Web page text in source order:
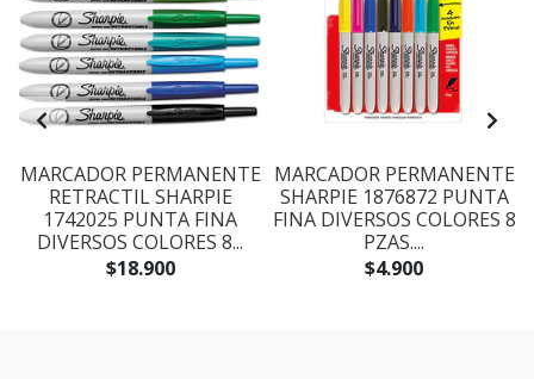
MARCADOR PERMANENTE
RETRACTIL SHARPIE
1742025 PUNTA FINA
DIVERSOS COLORES 8...
$18.900
MARCADOR PERMANENTE
SHARPIE 1876872 PUNTA
FINA DIVERSOS COLORES 8
PZAS....
$4.900